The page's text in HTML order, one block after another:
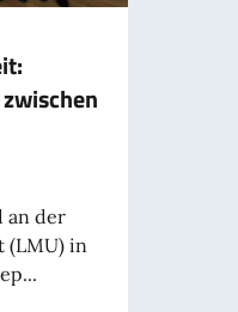
an der
(LMU) in